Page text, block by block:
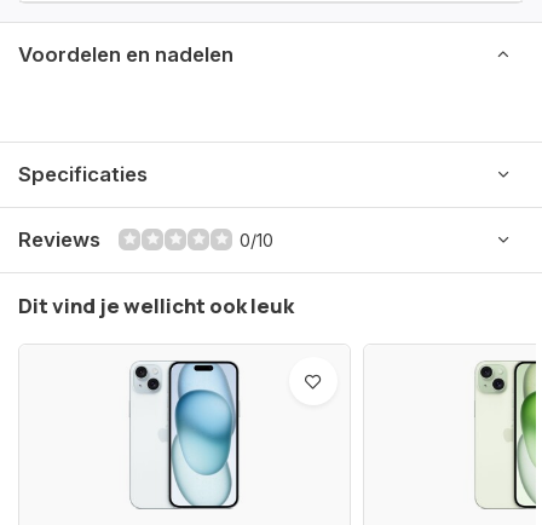
Voordelen en nadelen
Specificaties
Reviews 0/10
Dit vind je wellicht ook leuk